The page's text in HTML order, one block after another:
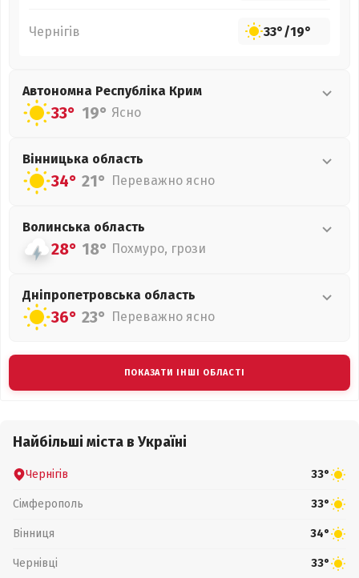
Чернігів 33°/19°
Автономна Республіка Крим
33° 19° Ясно
Вінницька область
34° 21° Переважно ясно
Волинська область
28° 18° Похмуро, грози
Дніпропетровська область
36° 23° Переважно ясно
ПОКАЗАТИ ІНШІ ОБЛАСТІ
Найбільші міста в Україні
Чернігів 33°
Сімферополь 33°
Вінниця 34°
Чернівці 33°